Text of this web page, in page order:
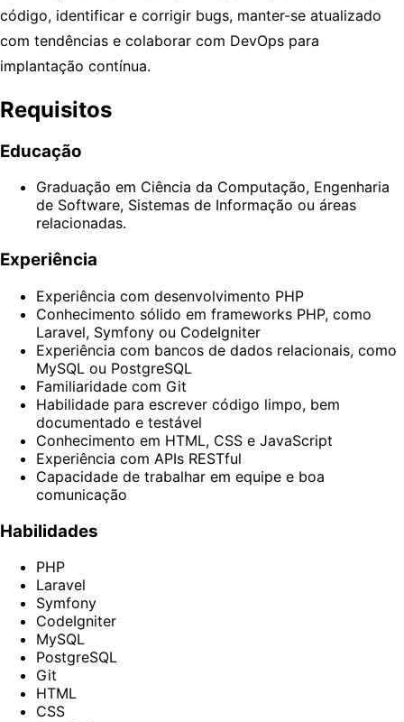
código, identificar e corrigir bugs, manter-se atualizado
com tendências e colaborar com DevOps para
implantação contínua.
Requisitos
Educação
Graduação em Ciência da Computação, Engenharia
de Software, Sistemas de Informação ou áreas
relacionadas.
Experiência
Experiência com desenvolvimento PHP
Conhecimento sólido em frameworks PHP, como
Laravel, Symfony ou CodeIgniter
Experiência com bancos de dados relacionais, como
MySQL ou PostgreSQL
Familiaridade com Git
Habilidade para escrever código limpo, bem
documentado e testável
Conhecimento em HTML, CSS e JavaScript
Experiência com APIs RESTful
Capacidade de trabalhar em equipe e boa
comunicação
Habilidades
PHP
Laravel
Symfony
CodeIgniter
MySQL
PostgreSQL
Git
HTML
CSS